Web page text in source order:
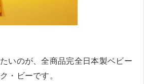
いのが、全商品完全日本製ベビー
・ビーです。